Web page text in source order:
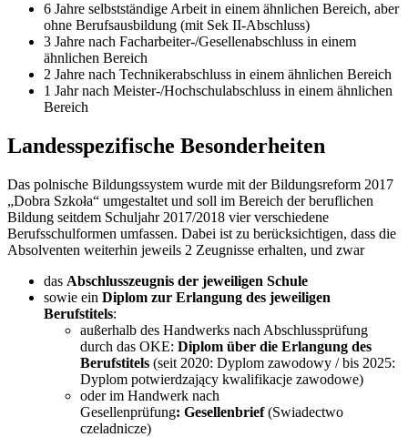
6 Jahre selbstständige Arbeit in einem ähnlichen Bereich, aber
ohne Berufsausbildung (mit Sek II-Abschluss)
3 Jahre nach Facharbeiter-/Gesellenabschluss in einem
ähnlichen Bereich
2 Jahre nach Technikerabschluss in einem ähnlichen Bereich
1 Jahr nach Meister-/Hochschulabschluss in einem ähnlichen
Bereich
Landesspezifische Besonderheiten
Das polnische Bildungssystem wurde mit der Bildungsreform 2017
„Dobra Szkoła“ umgestaltet und soll im Bereich der beruflichen
Bildung seitdem Schuljahr 2017/2018 vier verschiedene
Berufsschulformen umfassen. Dabei ist zu berücksichtigen, dass die
Absolventen weiterhin jeweils 2 Zeugnisse erhalten, und zwar
das Abschlusszeugnis der jeweiligen Schule
sowie ein Diplom zur Erlangung des jeweiligen
Berufstitels:
außerhalb des Handwerks nach Abschlussprüfung
durch das OKE: Diplom über die Erlangung des
Berufstitels (seit 2020: Dyplom zawodowy / bis 2025:
Dyplom potwierdzający kwalifikacje zawodowe)
oder im Handwerk nach
Gesellenprüfung: Gesellenbrief(Swiadectwo
czeladnicze)